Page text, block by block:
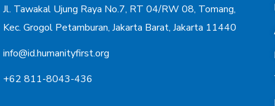
Jl. Tawakal Ujung Raya No.7, RT 04/RW 08, Tomang,
Kec. Grogol Petamburan, Jakarta Barat, Jakarta 11440
info@id.humanityfirst.org
+62 811-8043-436